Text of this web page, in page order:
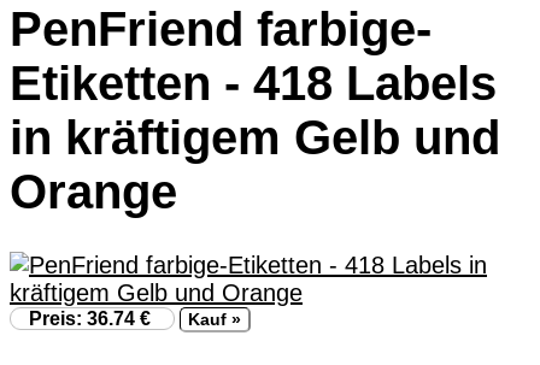
PenFriend farbige-
Etiketten - 418 Labels
in kräftigem Gelb und
Orange
Preis: 36.74 €